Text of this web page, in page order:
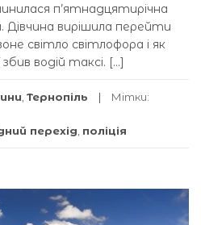
п’ятнадцятирічна
Дівчина вирішила перейти
світло світлофора і як
водій таксі. […]
Тернопіль Мітки:
перехід поліція